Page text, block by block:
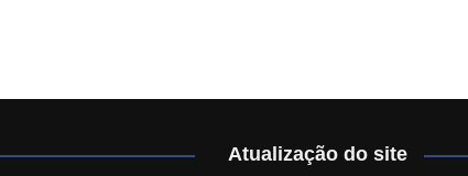
Atualização do site